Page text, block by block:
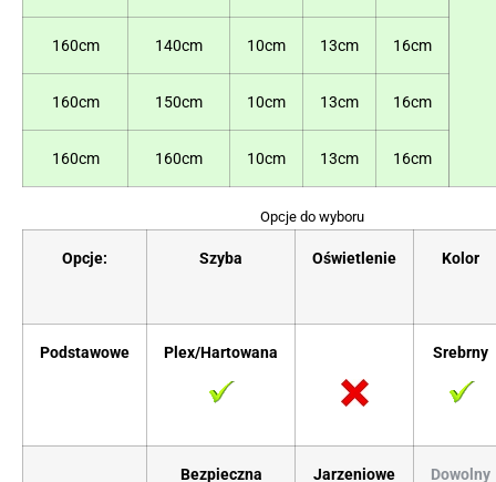
160cm 140cm 10cm 13cm 16cm
160cm 150cm 10cm 13cm 16cm
160cm 160cm 10cm 13cm 16cm
Opcje do wyboru
Opcje: Szyba Oświetlenie Kolor
Podstawowe Plex/Hartowana Srebrny
Bezpieczna Jarzeniowe Dowolny